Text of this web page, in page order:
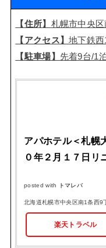
【住所】 札幌市中央
【アクセス】地下鉄
【駐車場】 先着9台/1
アパホテル＜札幌
０年２月１７日リ
posted with トマレバ
北海道札幌市中央区南1条西9
楽天トラベル